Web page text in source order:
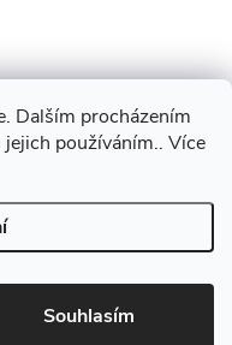
Dalším procházením
používáním.. Více
Souhlasím
práva vyhrazena.Upravit